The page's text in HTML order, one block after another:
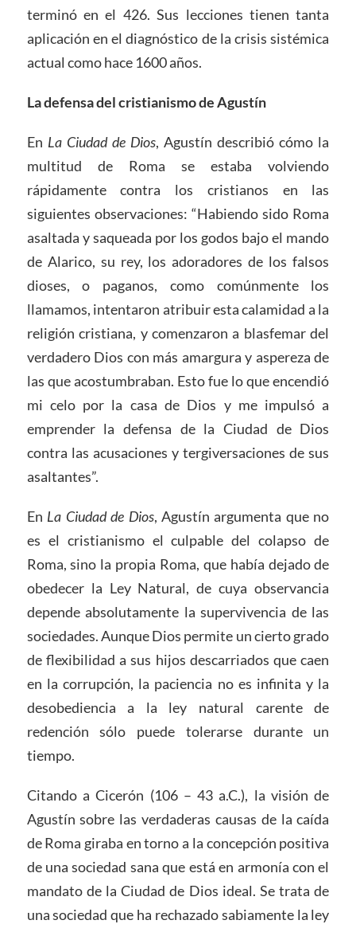
terminó en el 426. Sus lecciones tienen tanta
aplicación en el diagnóstico de la crisis sistémica
actual como hace 1600 años.
La defensa del cristianismo de Agustín
En La Ciudad de Dios, Agustín describió cómo la
multitud de Roma se estaba volviendo
rápidamente contra los cristianos en las
siguientes observaciones: “Habiendo sido Roma
asaltada y saqueada por los godos bajo el mando
de Alarico, su rey, los adoradores de los falsos
dioses, o paganos, como comúnmente los
llamamos, intentaron atribuir esta calamidad a la
religión cristiana, y comenzaron a blasfemar del
verdadero Dios con más amargura y aspereza de
las que acostumbraban. Esto fue lo que encendió
mi celo por la casa de Dios y me impulsó a
emprender la defensa de la Ciudad de Dios
contra las acusaciones y tergiversaciones de sus
asaltantes”.
En La Ciudad de Dios, Agustín argumenta que no
es el cristianismo el culpable del colapso de
Roma, sino la propia Roma, que había dejado de
obedecer la Ley Natural, de cuya observancia
depende absolutamente la supervivencia de las
sociedades. Aunque Dios permite un cierto grado
de flexibilidad a sus hijos descarriados que caen
en la corrupción, la paciencia no es infinita y la
desobediencia a la ley natural carente de
redención sólo puede tolerarse durante un
tiempo.
Citando a Cicerón (106 – 43 a.C.), la visión de
Agustín sobre las verdaderas causas de la caída
de Roma giraba en torno a la concepción positiva
de una sociedad sana que está en armonía con el
mandato de la Ciudad de Dios ideal. Se trata de
una sociedad que ha rechazado sabiamente la ley